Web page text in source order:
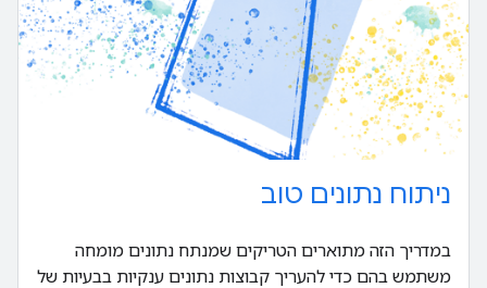
ניתוח נתונים טוב
במדריך הזה מתוארים הטריקים שמנתח נתונים מומחה
משתמש בהם כדי להעריך קבוצות נתונים ענקיות בבעיות של